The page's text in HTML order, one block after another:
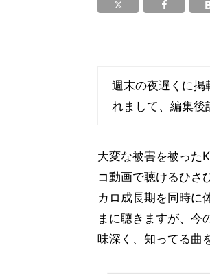
週末の夜遅くに掲
れまして、編集後
大変な被害を被った
コ動画で聴けるひさ
カロ成長期を同時に
まに聴きますが、今
味深く、知ってる曲